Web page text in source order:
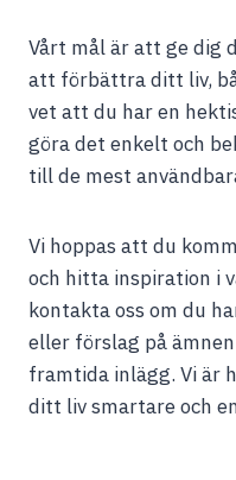
Vårt mål är att ge dig
att förbättra ditt liv,
vet att du har en
göra det enkelt och
till de mest
Vi hoppas att du
och hitta inspiration i
kontakta oss om du
eller förslag på
framtida inlägg. Vi är
ditt liv smartare och